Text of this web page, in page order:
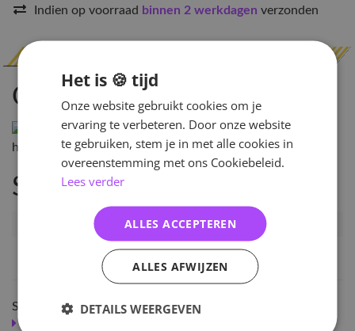
Indien op voorraad binnen 2 werkdagen verzonden
Omschrijving
Specificaties
Artikelnummer
130877
8804775369636
Shop meer
SALE
Het is 🍪 tijd
Onze website gebruikt cookies om je
ervaring te verbeteren. Door onze website
te gebruiken, stem je in met alle cookies in
overeenstemming met ons Cookiebeleid.
Lees verder
ALLES ACCEPTEREN
ALLES AFWIJZEN
DETAILS WEERGEVEN